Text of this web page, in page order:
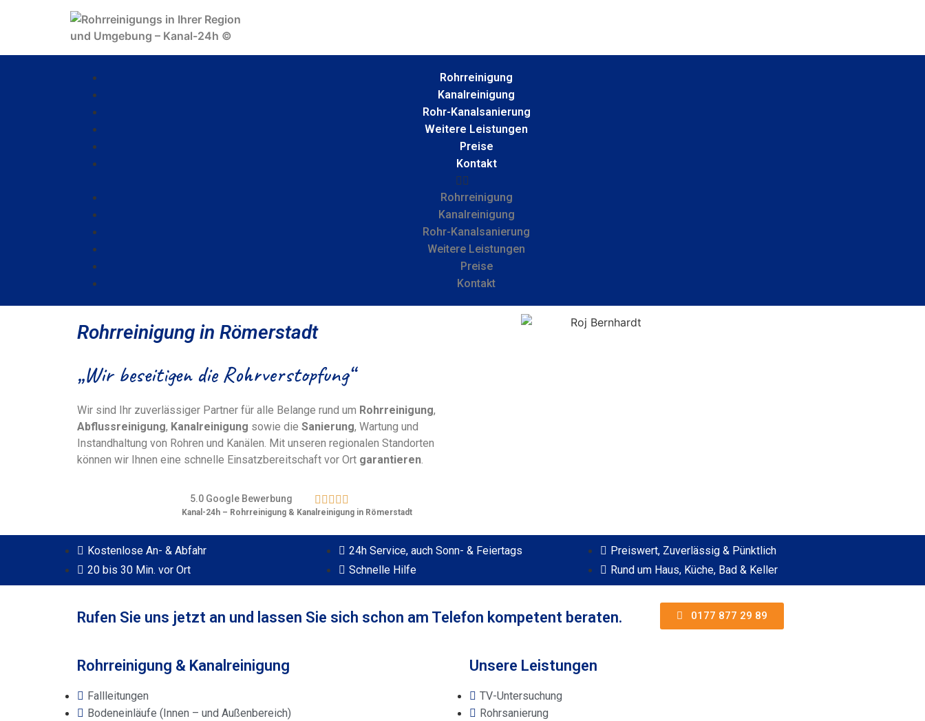
Rohrreinigung
Kanalreinigung
Rohr-Kanalsanierung
Weitere Leistungen
Preise
Kontakt
Rohrreinigung
Kanalreinigung
Rohr-Kanalsanierung
Weitere Leistungen
Preise
Kontakt
Rohrreinigung in Römerstadt
„Wir beseitigen die Rohrverstopfung“
Wir sind Ihr zuverlässiger Partner für alle Belange rund um Rohrreinigung,
Abflussreinigung, Kanalreinigung sowie die Sanierung, Wartung und
Instandhaltung von Rohren und Kanälen. Mit unseren regionalen Standorten
können wir Ihnen eine schnelle Einsatzbereitschaft vor Ort garantieren.
5.0 Google Bewerbung     
Kanal-24h – Rohrreinigung & Kanalreinigung in Römerstadt
Kostenlose An- & Abfahr
20 bis 30 Min. vor Ort
24h Service, auch Sonn- & Feiertags
Schnelle Hilfe
Preiswert, Zuverlässig & Pünktlich
Rund um Haus, Küche, Bad & Keller
Rufen Sie uns jetzt an und lassen Sie sich schon am Telefon kompetent beraten. 0177 877 29 89
Rohrreinigung & Kanalreinigung
Fallleitungen
Bodeneinläufe (Innen – und Außenbereich)
Unsere Leistungen
TV-Untersuchung
Rohrsanierung